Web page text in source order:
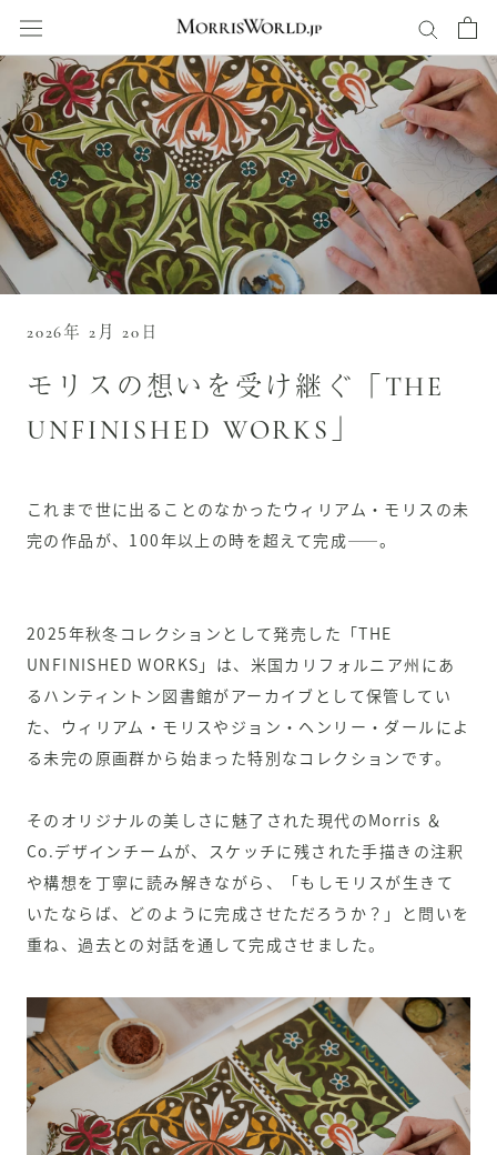
ッ
し
て
コ
ン
テ
ン
ツ
に
2026年 2月 20日
モリスの想いを受け継ぐ「THE
UNFINISHED WORKS」
これまで世に出ることのなかったウィリアム・モリスの未
完の作品が、100年以上の時を超えて完成——。
2025年秋冬コレクションとして発売した「THE
UNFINISHED WORKS」は、米国カリフォルニア州にあ
るハンティントン図書館がアーカイブとして保管してい
た、ウィリアム・モリスやジョン・ヘンリー・ダールによ
る未完の原画群から始まった特別なコレクションです。
そのオリジナルの美しさに魅了された現代のMorris ＆
Co.デザインチームが、スケッチに残された手描きの注釈
や構想を丁寧に読み解きながら、「もしモリスが生きて
いたならば、どのように完成させただろうか？」と問いを
重ね、過去との対話を通して完成させました。